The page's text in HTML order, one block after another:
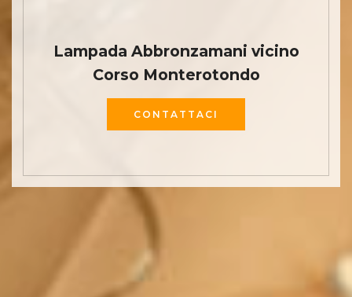
Lampada Abbronzamani vicino
Corso Monterotondo
CONTATTACI